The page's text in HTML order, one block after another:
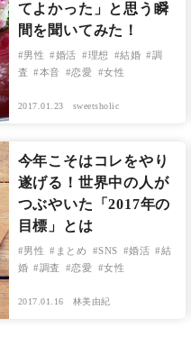
てよかった」と思う瞬
間を聞いてみた！
男性 婚活 理想 結婚
調
査
本音 恋愛 女性
2017.01.23 sweetsholic
今年こそはコレをやり
遂げる！世界中の人が
つぶやいた「2017年の
目標」とは
男性 まとめ SNS 婚活
結
婚
調査 恋愛 女性
2017.01.16 林美由紀